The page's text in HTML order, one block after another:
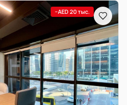
−AED 20 тыс.